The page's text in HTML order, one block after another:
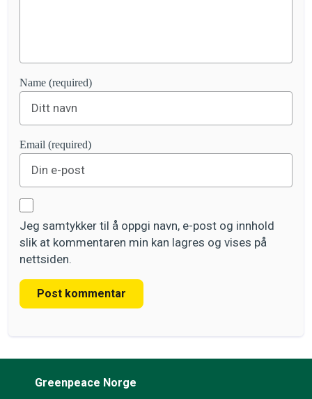
Name (required)
Email (required)
Jeg samtykker til å oppgi navn, e-post og innhold
slik at kommentaren min kan lagres og vises på
nettsiden.
Post kommentar
Greenpeace Norge